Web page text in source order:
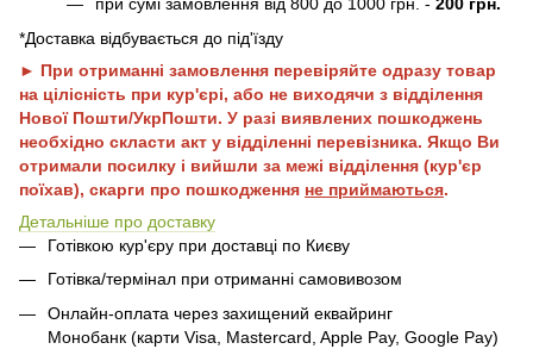
при сумі замовлення від 800 до 1000 грн. - 200 грн.
*Доставка відбувається до під'їзду
► При отриманні замовлення перевіряйте одразу товар
на цілісність при кур'єрі, або не виходячи з відділення
Нової Пошти/УкрПошти. У разі виявлених пошкоджень
необхідно скласти акт у відділенні перевізника. Якщо Ви
отримали посилку і вийшли за межі відділення (кур'єр
поїхав), скарги про пошкодження не приймаються.
Детальніше про доставку
Готівкою кур'єру при доставці по Києву
Готівка/термінал при отриманні самовивозом
Онлайн-оплата через захищений еквайринг
Монобанк (карти Visa, Mastercard, Apple Pay, Google Pay)